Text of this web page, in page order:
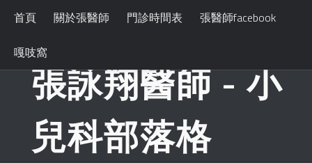
首頁 關於張醫師 門診時間表 張醫師facebook
嘎吱窩
張詠翔醫師 - 小
兒科部落格